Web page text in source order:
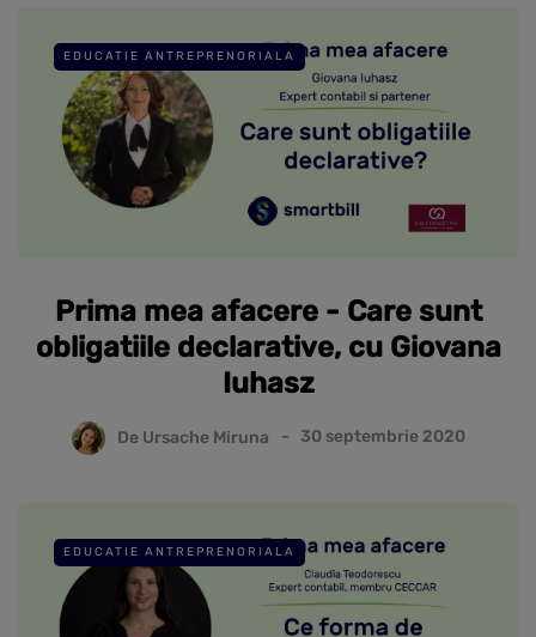
EDUCATIE ANTREPRENORIALA
Prima mea afacere - Care sunt
obligatiile declarative, cu Giovana
Iuhasz
De Ursache Miruna 30 septembrie 2020
EDUCATIE ANTREPRENORIALA